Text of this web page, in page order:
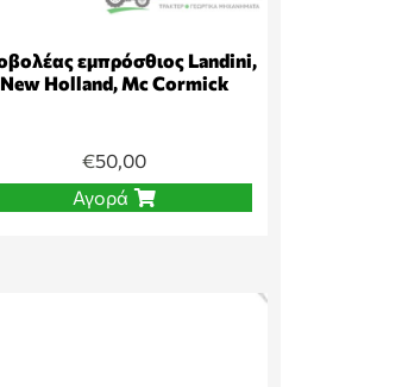
εμπρόσθιος Landini,
New Holland, Mc Cormick
€50,00
Αγορά